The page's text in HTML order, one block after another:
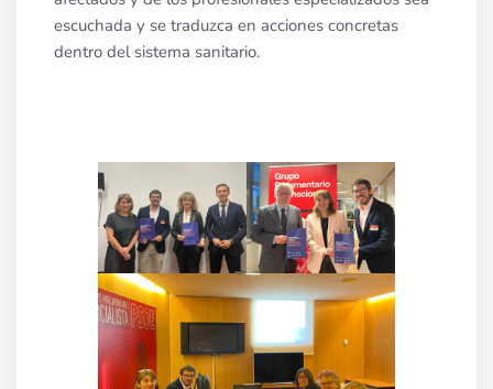
escuchada y se traduzca en acciones concretas
dentro del sistema sanitario.